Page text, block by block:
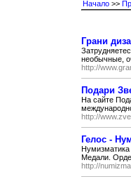
Начало >>
Грани
необычные,
http://
Подари
На сайте
http://
Гелос -
Нумизматика
Медали.
http://